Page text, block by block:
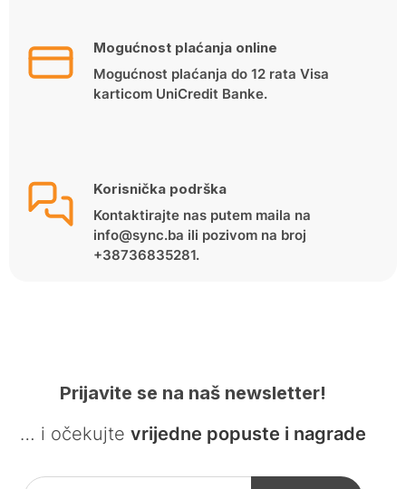
Mogućnost plaćanja online
Mogućnost plaćanja do 12 rata Visa
karticom UniCredit Banke.
Korisnička podrška
Kontaktirajte nas putem maila na
info@sync.ba ili pozivom na broj
+38736835281.
Prijavite se na naš newsletter!
… i očekujte vrijedne popuste i nagrade